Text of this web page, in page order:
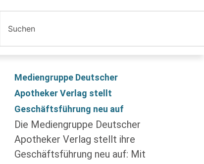
Mediengruppe Deutscher
Apotheker Verlag stellt
Geschäftsführung neu auf
Die Mediengruppe Deutscher
Apotheker Verlag stellt ihre
Geschäftsführung neu auf: Mit